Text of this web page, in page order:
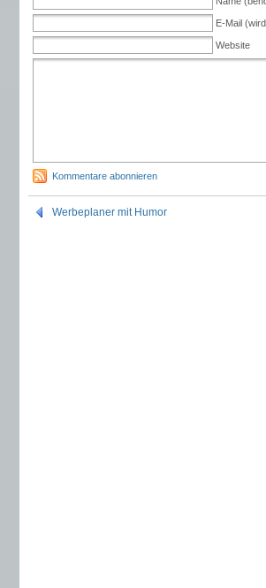
E-Mail
Website
Kommentare abonnieren
Werbeplaner mit Humor